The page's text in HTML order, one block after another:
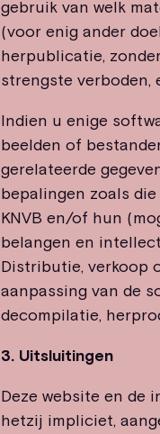
gebruik van welk
(voor enig ander
herpublicatie,
strengste verboden,
Indien u enige
beelden of
gerelateerde
bepalingen zoals
KNVB en/of hun
belangen en
Distributie, verkoop
aanpassing van de
decompilatie,
3. Uitsluitingen
Deze website en de
hetzij impliciet,